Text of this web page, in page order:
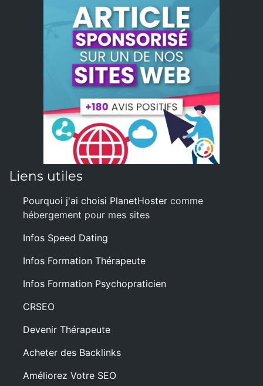
Liens utiles
Pourquoi j'ai choisi PlanetHoster comme
hébergement pour mes sites
Infos Speed Dating
Infos Formation Thérapeute
Infos Formation Psychopraticien
CRSEO
Devenir Thérapeute
Acheter des Backlinks
Améliorez Votre SEO